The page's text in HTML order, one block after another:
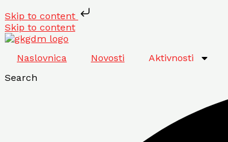
Skip to content
Skip to content
Naslovnica Novosti Aktivnosti
Search